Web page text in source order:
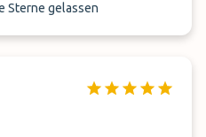
Sterne gelassen